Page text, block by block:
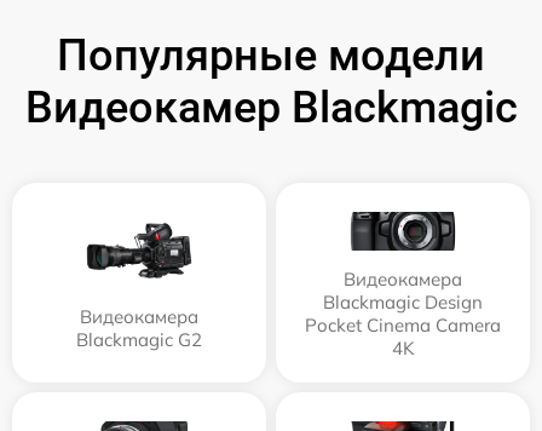
Популярные модели
Видеокамер Blackmagic
Видеокамера
Blackmagic G2
Видеокамера
Blackmagic Design
Pocket Cinema Camera
4K